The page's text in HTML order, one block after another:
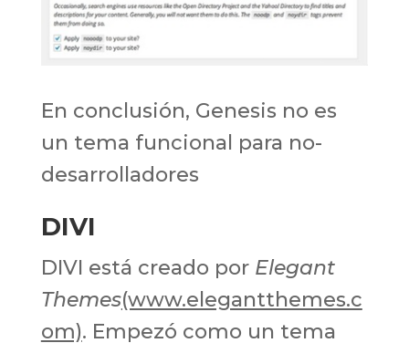
En conclusión, Genesis no es
un tema funcional para no-
desarrolladores
DIVI
DIVI está creado por Elegant
Themes(www.elegantthemes.c
om). Empezó como un tema